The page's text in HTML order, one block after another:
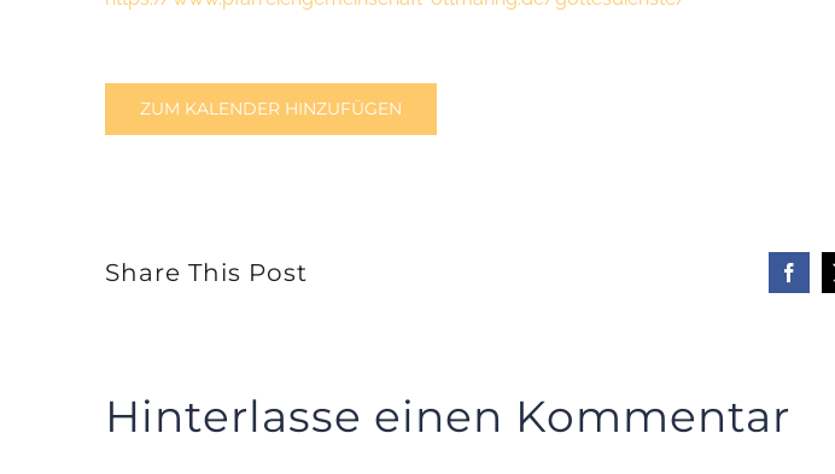
ZUM KALENDER HINZUFÜGEN
Share This Post
Hinterlasse einen Kommentar